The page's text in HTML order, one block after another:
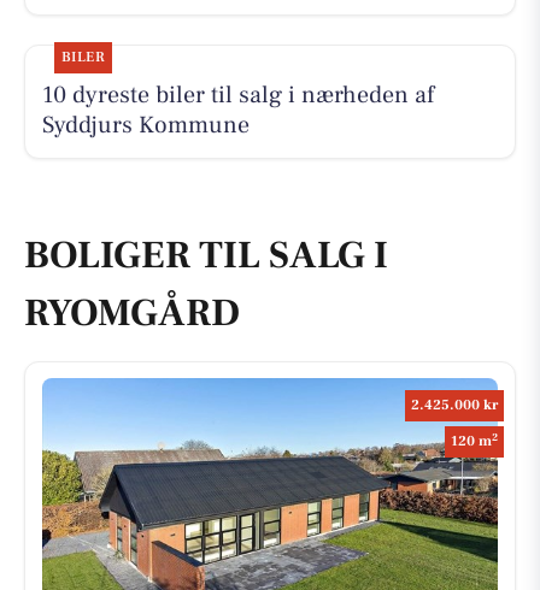
BILER
10 dyreste biler til salg i nærheden af
Syddjurs Kommune
BOLIGER TIL SALG I
RYOMGÅRD
2.425.000 kr
120 m2